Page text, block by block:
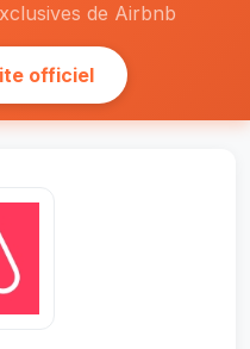
de Airbnb
officiel